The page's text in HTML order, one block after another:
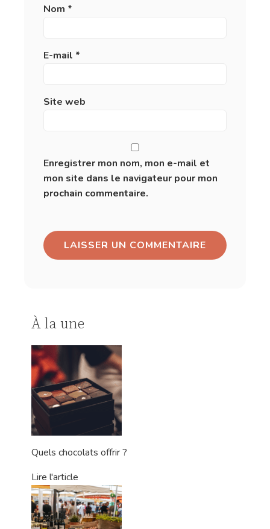
Nom *
E-mail *
Site web
Enregistrer mon nom, mon e-mail et
mon site dans le navigateur pour mon
prochain commentaire.
À la une
Quels chocolats offrir ?
Lire l'article